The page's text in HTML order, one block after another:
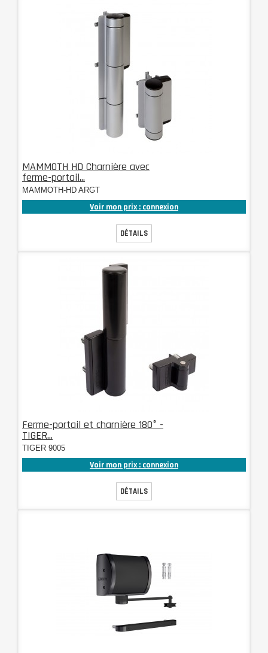
MAMMOTH HD Charnière avec
ferme-portail...
MAMMOTH-HD ARGT
Voir mon prix : connexion
DÉTAILS
Ferme-portail et charnière 180° -
TIGER...
TIGER 9005
Voir mon prix : connexion
DÉTAILS